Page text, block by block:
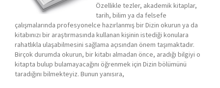
Özellikle tezler, akademik kitaplar,
tarih, bilim ya da felsefe
çalışmalarında profesyonelce hazırlanmış bir Dizin okurun ya da
kitabınızı bir araştırmasında kullanan kişinin istediği konulara
rahatlıkla ulaşabilmesini sağlama açısından önem taşımaktadır.
Birçok durumda okurun, bir kitabı almadan önce, aradığı bilgiyi o
kitapta bulup bulamayacağını öğrenmek için Dizin bölümünü
taradığını bilmekteyiz. Bunun yanısıra,